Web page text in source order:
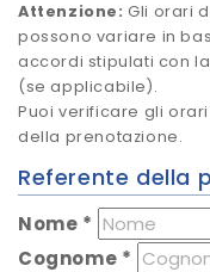
Attenzione: Gli orari
possono variare in
accordi stipulati con
(se applicabile).
Puoi verificare gli
della prenotazione.
Referente della
Nome *
Cognome *